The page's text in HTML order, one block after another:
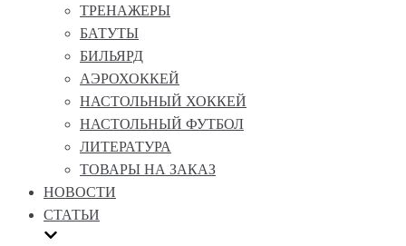
ТРЕНАЖЕРЫ
БАТУТЫ
БИЛЬЯРД
АЭРОХОККЕЙ
НАСТОЛЬНЫЙ ХОККЕЙ
НАСТОЛЬНЫЙ ФУТБОЛ
ЛИТЕРАТУРА
ТОВАРЫ НА ЗАКАЗ
НОВОСТИ
СТАТЬИ